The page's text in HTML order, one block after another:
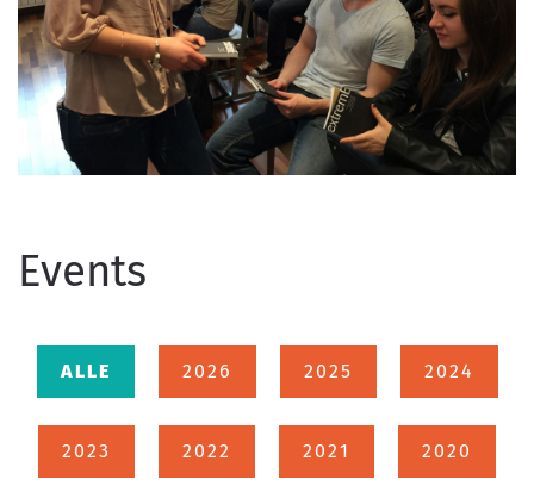
Events
ALLE 2026 2025 2024
2023 2022 2021 2020